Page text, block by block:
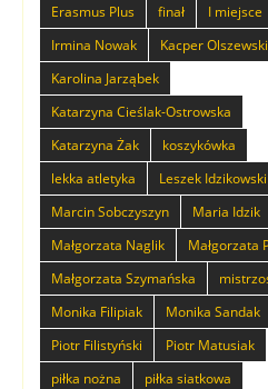
Erasmus Plus
finał
I miejsce
Irmina Nowak
Kacper Olszewski
Karolina Jarząbek
Katarzyna Cieślak-Ostrowska
Katarzyna Żak
koszykówka
lekka atletyka
Leszek Idzikowski
Marcin Sobczyszyn
Maria Idzik
Małgorzata Naglik
Małgorzata
Małgorzata Szymańska
Monika Filipiak
Monika Sandak
Piotr Filistyński
Piotr Matusiak
piłka nożna
piłka siatkowa